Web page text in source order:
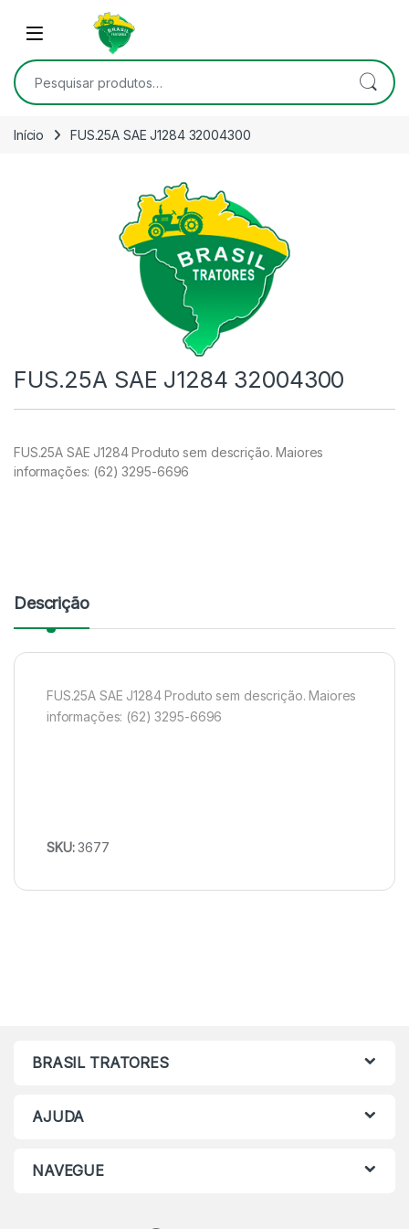
Skip to navigation
Open
Pesquisar por:
Início FUS.25A SAE J1284 32004300
FUS.25A SAE J1284 32004300
FUS.25A SAE J1284 Produto sem descrição. Maiores
informações: (62) 3295-6696
Descrição
FUS.25A SAE J1284 Produto sem descrição. Maiores
informações: (62) 3295-6696
SKU:3677
BRASIL TRATORES
AJUDA
NAVEGUE